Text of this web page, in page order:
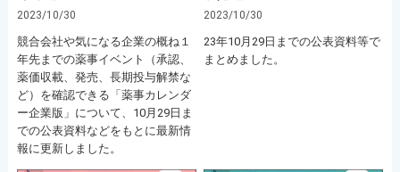
2023/10/30
競合会社や気になる企業の概ね１
年先までの薬事イベント（承認、
薬価収載、発売、長期投与解禁な
ど）を確認できる「薬事カレンダ
ー企業版」について、10月29日ま
での公表資料などをもとに最新情
報に更新しました。
2023/10/30
23年10月29日までの公表資料等で
まとめました。